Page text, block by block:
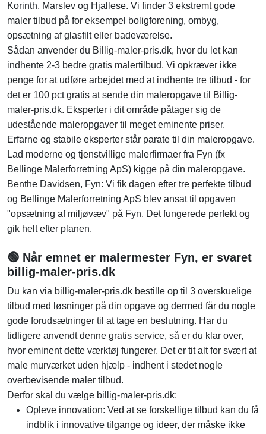
Korinth, Marslev og Hjallese. Vi finder 3 ekstremt gode
maler tilbud på for eksempel boligforening, ombyg,
opsætning af glasfilt eller badeværelse.
Sådan anvender du Billig-maler-pris.dk, hvor du let kan
indhente 2-3 bedre gratis malertilbud. Vi opkræver ikke
penge for at udføre arbejdet med at indhente tre tilbud - for
det er 100 pct gratis at sende din maleropgave til Billig-
maler-pris.dk. Eksperter i dit område påtager sig de
udestående maleropgaver til meget eminente priser.
Erfarne og stabile eksperter står parate til din maleropgave.
Lad moderne og tjenstvillige malerfirmaer fra Fyn (fx
Bellinge Malerforretning ApS) kigge på din maleropgave.
Benthe Davidsen, Fyn: Vi fik dagen efter tre perfekte tilbud
og Bellinge Malerforretning ApS blev ansat til opgaven
"opsætning af miljøvæv" på Fyn. Det fungerede perfekt og
gik helt efter planen.
🟢 Når emnet er malermester Fyn, er svaret
billig-maler-pris.dk
Du kan via billig-maler-pris.dk bestille op til 3 overskuelige
tilbud med løsninger på din opgave og dermed får du nogle
gode forudsætninger til at tage en beslutning. Har du
tidligere anvendt denne gratis service, så er du klar over,
hvor eminent dette værktøj fungerer. Det er tit alt for svært at
male murværket uden hjælp - indhent i stedet nogle
overbevisende maler tilbud.
Derfor skal du vælge billig-maler-pris.dk:
Opleve innovation: Ved at se forskellige tilbud kan du få
indblik i innovative tilgange og ideer, der måske ikke